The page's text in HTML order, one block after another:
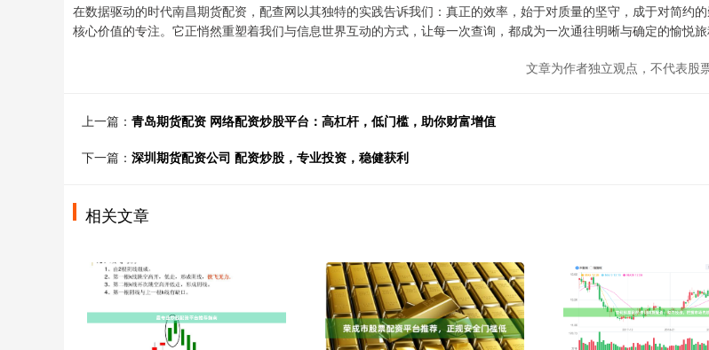
在数据驱动的时代南昌期货配资，配查网以其独特的实践告诉我们：真正的效率，始于对质量的坚守，成于对简约
核心价值的专注。它正悄然重塑着我们与信息世界互动的方式，让每一次查询，都成为一次通往明晰与确定的愉悦旅
文章为作者独立观点，不代表股
上一篇： 青岛期货配资 网络配资炒股平台：高杠杆，低门槛，助你财富增值
下一篇： 深圳期货配资公司 配资炒股，专业投资，稳健获利
相关文章